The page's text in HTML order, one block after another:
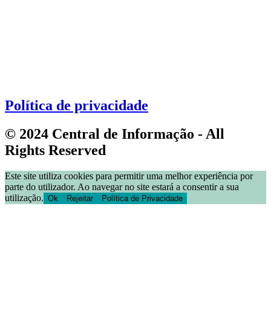
Política de privacidade
© 2024 Central de Informação - All
Rights Reserved
Este site utiliza cookies para permitir uma melhor experiência por
parte do utilizador. Ao navegar no site estará a consentir a sua
utilização. Ok Rejeitar Política de Privacidade